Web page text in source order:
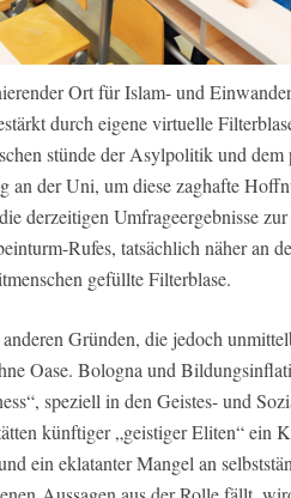
Ort für Islam- und
durch eigene virtuelle
stünde der Asylpolitik und
an der Uni, um diese zaghafte
derzeitigen Umfrageergebnisse
Rufes, tatsächlich näher an
gefüllte Filterblase.
Gründen, die jedoch
Oase. Bologna und
speziell in den Geistes- und
künftiger „geistiger Eliten“ ein
ein eklatanter Mangel an